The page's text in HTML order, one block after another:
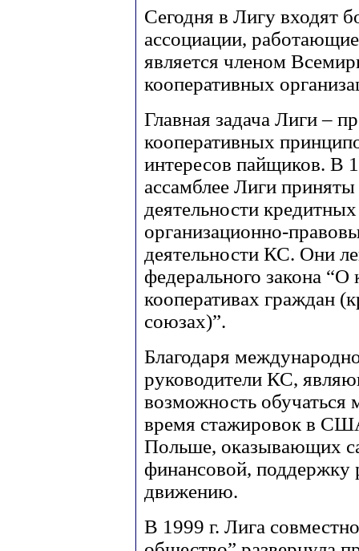
Сегодня в Лигу входят
ассоциации,
является членом
кооперативных
Главная задача Лиги –
кооперативных
интересов пайщиков. В
ассамблее Лиги
деятельности
организационно-
деятельности КС. Они
федерального закона
кооперативах граждан
союзах)”.
Благодаря
руководители КС,
возможность обучаться
время стажировок в
Польше, оказывающих
финансовой, поддержку
движению.
В 1999 г. Лига